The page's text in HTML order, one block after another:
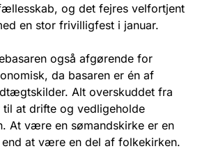
og det fejres velfortjent
en stor frivilligfest i januar.
også afgørende for
da basaren er én af
Alt overskuddet fra
til at drifte og vedligeholde
At være en sømandskirke er en
end at være en del af folkekirken.